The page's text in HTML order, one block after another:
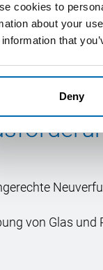
cookies to
about your
that
Deny
von Glas und